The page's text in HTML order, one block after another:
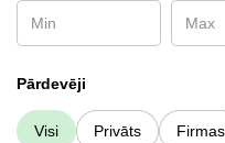
Pārdevēji
Visi Privāts Firmas